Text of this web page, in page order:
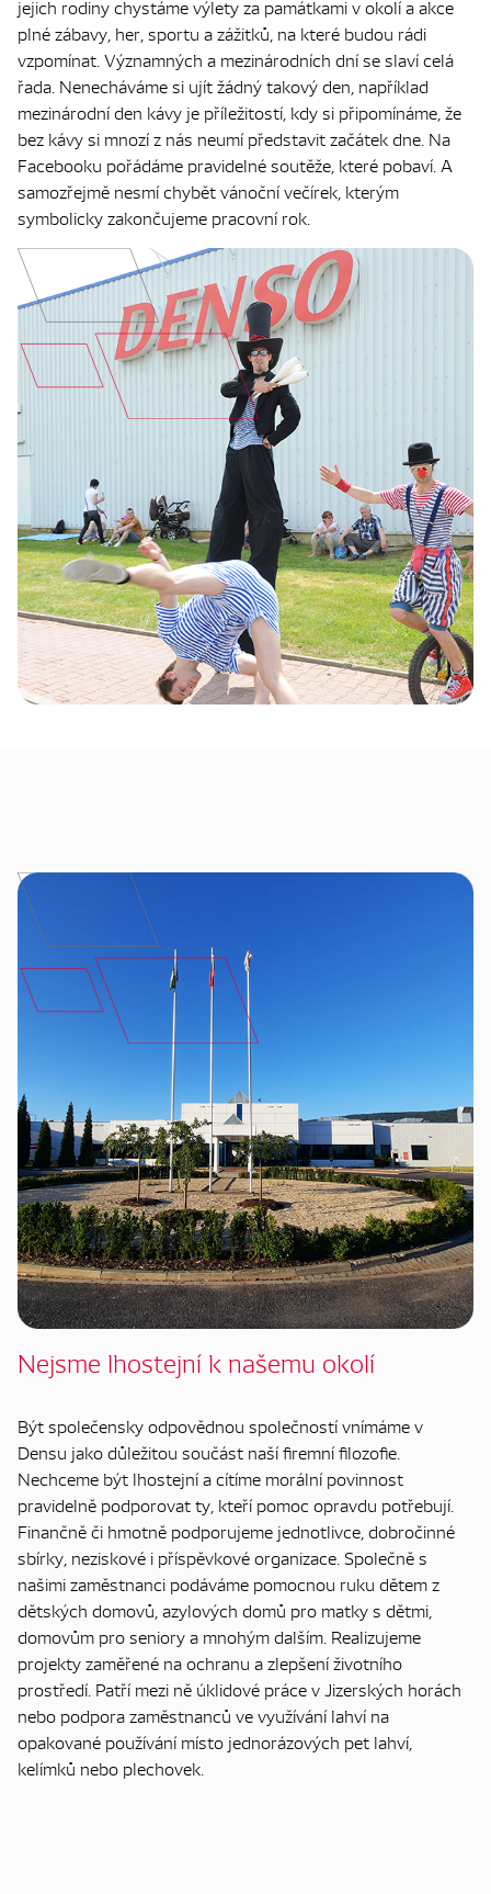
jejich rodiny chystáme výlety za památkami v okolí a akce
plné zábavy, her, sportu a zážitků, na které budou rádi
vzpomínat. Významných a mezinárodních dní se slaví celá
řada. Nenecháváme si ujít žádný takový den, například
mezinárodní den kávy je příležitostí, kdy si připomínáme, že
bez kávy si mnozí z nás neumí představit začátek dne. Na
Facebooku pořádáme pravidelné soutěže, které pobaví. A
samozřejmě nesmí chybět vánoční večírek, kterým
symbolicky zakončujeme pracovní rok.
Nejsme lhostejní k našemu okolí
Být společensky odpovědnou společností vnímáme v
Densu jako důležitou součást naší firemní filozofie.
Nechceme být lhostejní a cítíme morální povinnost
pravidelně podporovat ty, kteří pomoc opravdu potřebují.
Finančně či hmotně podporujeme jednotlivce, dobročinné
sbírky, neziskové i příspěvkové organizace. Společně s
našimi zaměstnanci podáváme pomocnou ruku dětem z
dětských domovů, azylových domů pro matky s dětmi,
domovům pro seniory a mnohým dalším. Realizujeme
projekty zaměřené na ochranu a zlepšení životního
prostředí. Patří mezi ně úklidové práce v Jizerských horách
nebo podpora zaměstnanců ve využívání lahví na
opakované používání místo jednorázových pet lahví,
kelímků nebo plechovek.